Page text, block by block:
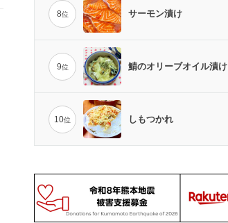
8位 サーモン漬け
9位 鯖のオリーブオイル漬け
10位 しもつかれ